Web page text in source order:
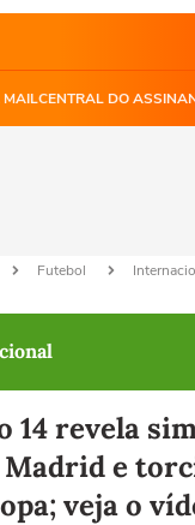
MAILCENTRAL DO
Futebol
14 revela
Madrid e
veja o